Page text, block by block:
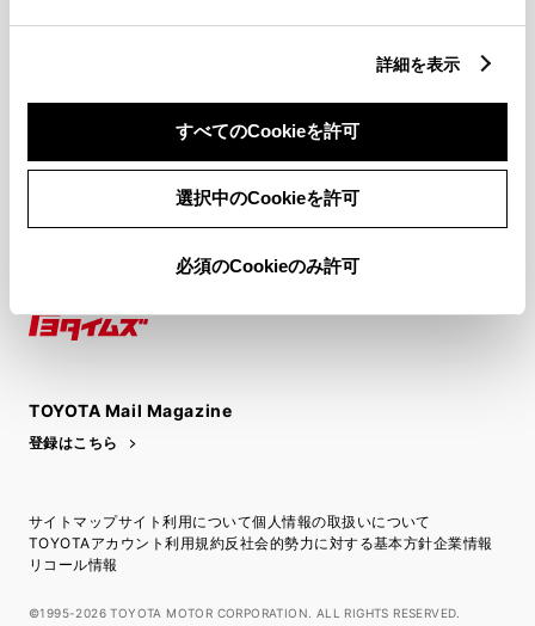
詳細を表示
すべてのCookieを許可
選択中のCookieを許可
必須のCookieのみ許可
FAQ・お問い合わせ
関連サービス
公式SNS
Facebook
YouTubeInstagram
TOYOTA Mail Magazine
登録はこちら
サイトマップサイト利用について個人情報の取扱いについて
TOYOTAアカウント利用規約反社会的勢力に対する基本方針企業情報
リコール情報
©1995-2026 TOYOTA MOTOR CORPORATION. ALL RIGHTS RESERVED.